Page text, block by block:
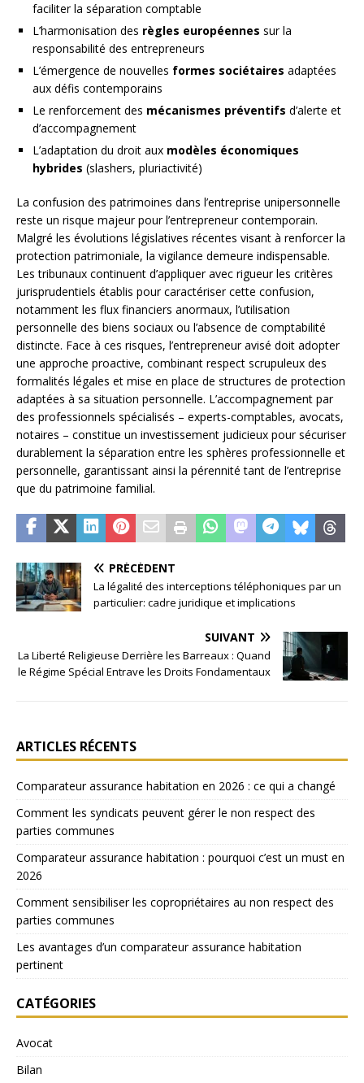
faciliter la séparation comptable
L’harmonisation des règles européennes sur la
responsabilité des entrepreneurs
L’émergence de nouvelles formes sociétaires adaptées
aux défis contemporains
Le renforcement des mécanismes préventifs d’alerte et
d’accompagnement
L’adaptation du droit aux modèles économiques
hybrides (slashers, pluriactivité)
La confusion des patrimoines dans l’entreprise unipersonnelle
reste un risque majeur pour l’entrepreneur contemporain.
Malgré les évolutions législatives récentes visant à renforcer la
protection patrimoniale, la vigilance demeure indispensable.
Les tribunaux continuent d’appliquer avec rigueur les critères
jurisprudentiels établis pour caractériser cette confusion,
notamment les flux financiers anormaux, l’utilisation
personnelle des biens sociaux ou l’absence de comptabilité
distincte. Face à ces risques, l’entrepreneur avisé doit adopter
une approche proactive, combinant respect scrupuleux des
formalités légales et mise en place de structures de protection
adaptées à sa situation personnelle. L’accompagnement par
des professionnels spécialisés – experts-comptables, avocats,
notaires – constitue un investissement judicieux pour sécuriser
durablement la séparation entre les sphères professionnelle et
personnelle, garantissant ainsi la pérennité tant de l’entreprise
que du patrimoine familial.
PRÉCÉDENT
La légalité des interceptions téléphoniques par un
particulier: cadre juridique et implications
SUIVANT
La Liberté Religieuse Derrière les Barreaux : Quand
le Régime Spécial Entrave les Droits Fondamentaux
ARTICLES RÉCENTS
Comparateur assurance habitation en 2026 : ce qui a changé
Comment les syndicats peuvent gérer le non respect des
parties communes
Comparateur assurance habitation : pourquoi c’est un must en
2026
Comment sensibiliser les copropriétaires au non respect des
parties communes
Les avantages d’un comparateur assurance habitation
pertinent
CATÉGORIES
Avocat
Bilan